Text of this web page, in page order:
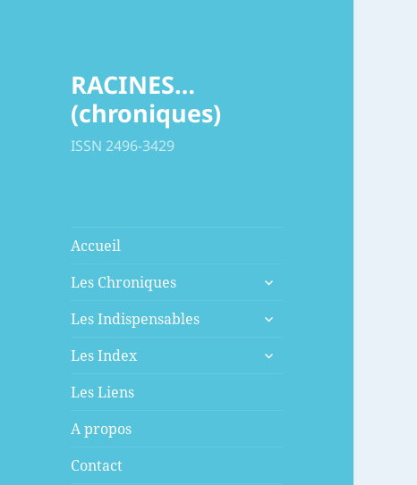
RACINES…
(chroniques)
ISSN 2496-3429
Accueil
Les Chroniques
ouvrir
sous-
Les Indispensables
ouvrir
sous-
Les Index
ouvrir
Les Liens
A propos
Contact